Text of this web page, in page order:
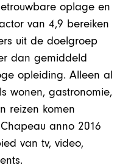
oplage en
van 4,9 bereiken
uit de doelgroep
dan gemiddeld
opleiding. Alleen al
wonen, gastronomie,
reizen komen
anno 2016
van tv, video,